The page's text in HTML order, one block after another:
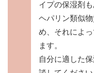
イプの保湿剤も
ヘパリン類似
め、それによ
ます。
自分に適した